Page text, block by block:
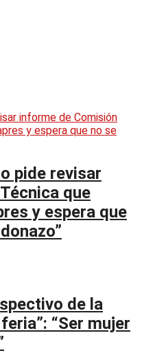
pide revisar
que
y espera que
de la
“Ser mujer